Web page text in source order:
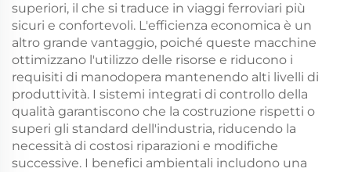
superiori, il che si traduce in viaggi ferroviari più
sicuri e confortevoli. L'efficienza economica è un
altro grande vantaggio, poiché queste macchine
ottimizzano l'utilizzo delle risorse e riducono i
requisiti di manodopera mantenendo alti livelli di
produttività. I sistemi integrati di controllo della
qualità garantiscono che la costruzione rispetti o
superi gli standard dell'industria, riducendo la
necessità di costosi riparazioni e modifiche
successive. I benefici ambientali includono una